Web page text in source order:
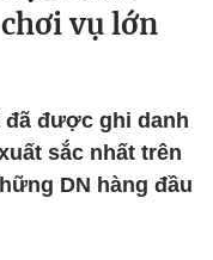
vụ lớn
đã được ghi danh
sắc nhất trên
DN hàng đầu